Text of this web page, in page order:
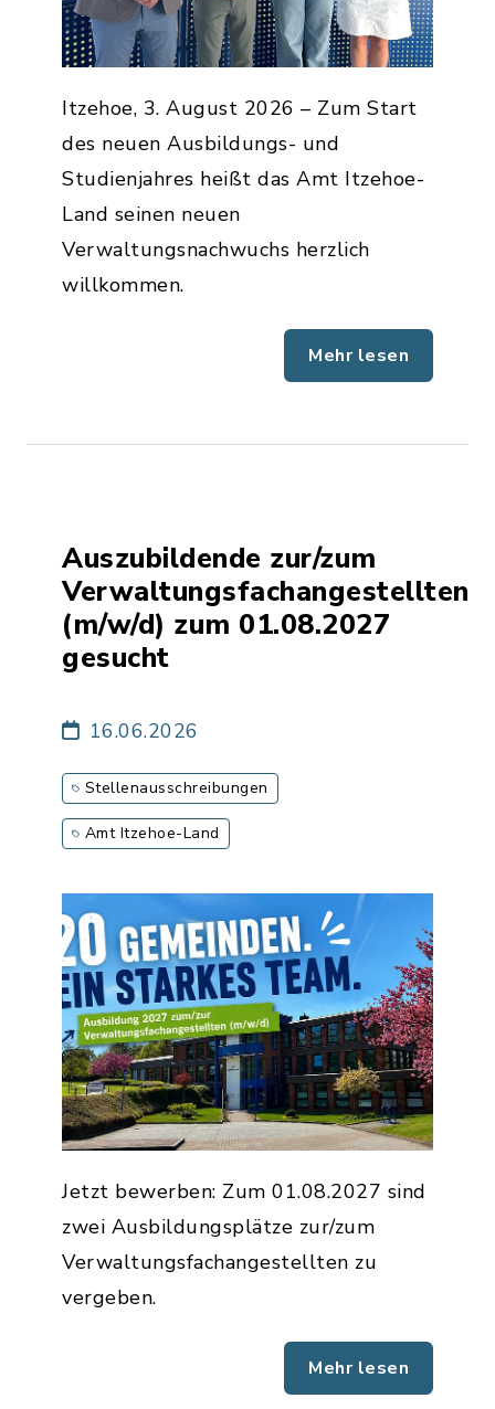
Itzehoe, 3. August 2026 – Zum Start
des neuen Ausbildungs- und
Studienjahres heißt das Amt Itzehoe-
Land seinen neuen
Verwaltungsnachwuchs herzlich
willkommen.
Mehr lesen
Auszubildende zur/zum
Verwaltungsfachangestellten
(m/w/d) zum 01.08.2027
gesucht
16.06.2026
Stellenausschreibungen
Amt Itzehoe-Land
Jetzt bewerben: Zum 01.08.2027 sind
zwei Ausbildungsplätze zur/zum
Verwaltungsfachangestellten zu
vergeben.
Mehr lesen